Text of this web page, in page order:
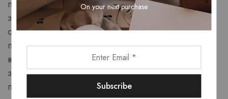
mellstroy game. Социальные платформы
задействуют этот закон через непредсказуемость
одобрений и замечаний. Встречи функционируют
по аналогичному принципу двусмысленность
взаимности создает течение флирта более
захватывающим, чем гарантированный
положительный исход.
On your next purchase